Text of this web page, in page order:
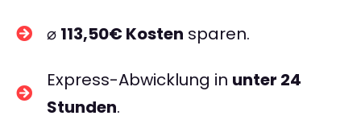
⌀ 113,50€ Kosten sparen.
Express-Abwicklung in unter 24
Stunden.